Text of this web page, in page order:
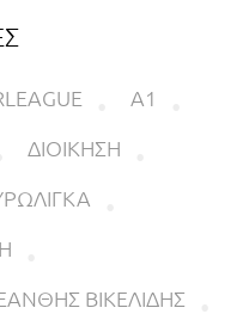
Α1
ΔΙΟΙΚΗΣΗ
ΒΙΚΕΛΙΔΗΣ